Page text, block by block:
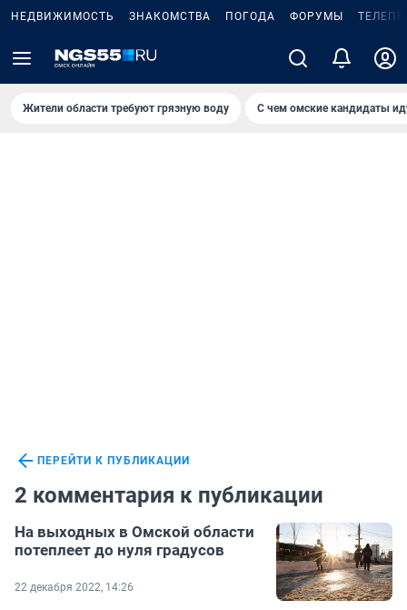
НЕДВИЖИМОСТЬ ЗНАКОМСТВА ПОГОДА ФОРУМЫ
Жители области требуют грязную воду С чем омские кандидаты
ПЕРЕЙТИ К ПУБЛИКАЦИИ
2 комментария к публикации
На выходных в Омской области
потеплеет до нуля градусов
22 декабря 2022, 14:26